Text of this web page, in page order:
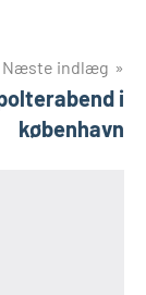
Næste indlæg
i
københavn